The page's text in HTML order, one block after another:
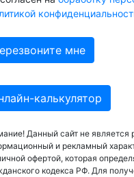
калькулятор
Данный сайт не является
и рекламный
офертой, которая
кодекса РФ. Для